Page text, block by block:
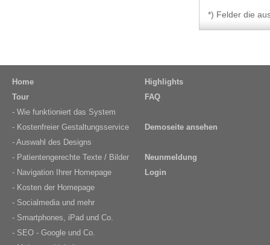
*) Felder die
Home
Tour
- Wie funktioniert das System
- Kostenfreier Gestaltungsservice
- Auswahl des Designs
- Patientengerechte Texte / Bilder
- Navigation Ihrer Homepage
- Kosten der Homepage
- Socialmedia und mehr
- Smartphones, iPad und Co.
- SEO - Google und Co.
Highlights
FAQ
Demoseite ansehen
Neunmeldung
Login